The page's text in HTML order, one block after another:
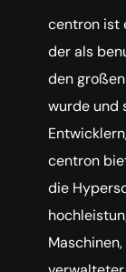
centron ist
der als
den
wurde und
centron
die